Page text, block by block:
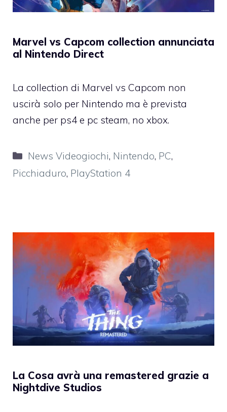
Marvel vs Capcom collection annunciata
al Nintendo Direct
La collection di Marvel vs Capcom non
uscirà solo per Nintendo ma è prevista
anche per ps4 e pc steam, no xbox.
Categorie
News Videogiochi, Nintendo, PC,
Picchiaduro, PlayStation 4
La Cosa avrà una remastered grazie a
Nightdive Studios